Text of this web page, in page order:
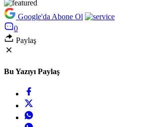
Google'da Abone Ol
0
Paylaş
Bu Yazıyı Paylaş